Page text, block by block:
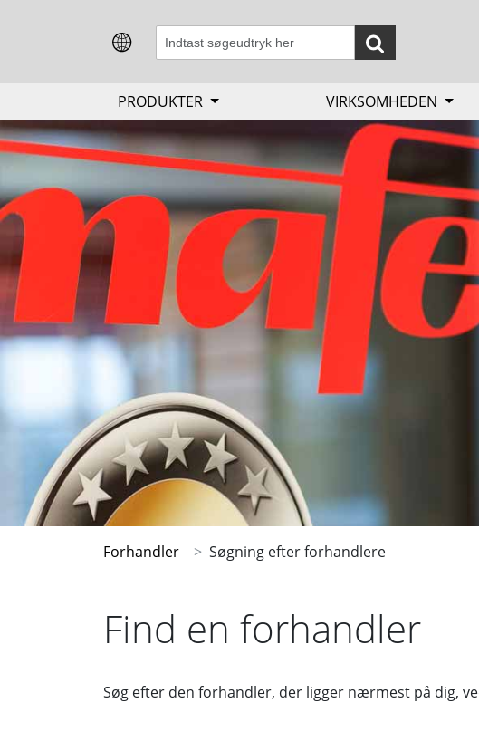
PRODUKTER VIRKSOMHEDEN
Forhandler Søgning efter forhandlere
Find en forhandler
Søg efter den forhandler, der ligger nærmest på dig,